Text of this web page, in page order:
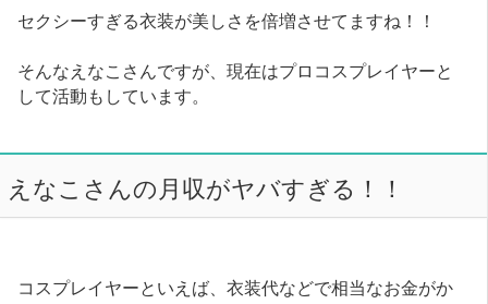
セクシーすぎる衣装が美しさを倍増させてますね！！
そんなえなこさんですが、現在はプロコスプレイヤーと
して活動もしています。
えなこさんの月収がヤバすぎる！！
コスプレイヤーといえば、衣装代などで相当なお金がか